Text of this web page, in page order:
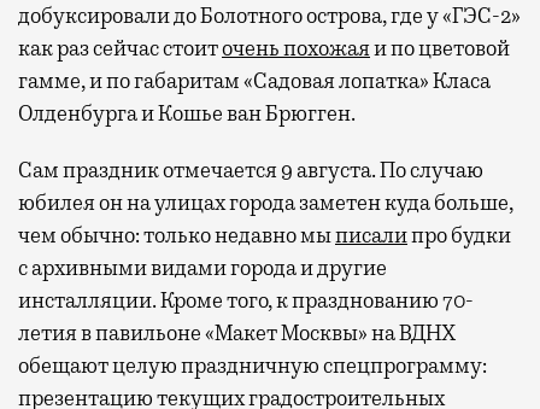
Современный путешественник часто берет
с собой не только чемодан, но и ноутбук.
А ожидание рейса все чаще превращается
спокойно закончить дела или спланировать
активности в путешествии, например
забронировать нужные билеты и рестораны.
Бизнес-зал становится местом, где можно
провести переговоры, поработать или просто
выпить кофе, наблюдая сквозь панорамные
добуксировали до Болотного острова, где у «ГЭС-2»
как раз сейчас стоиточень похожаяи по цветовой
гамме, и по габаритам «Садовая лопатка» Класа
Олденбурга и Кошье ван Брюгген.
Сам праздник отмечается 9 августа. По случаю
юбилея он на улицах города заметен куда больше,
чем обычно: только недавно мыписалипро будки
с архивными видами города и другие
инсталляции. Кроме того, к празднованию 70-
летия в павильоне «Макет Москвы» на ВДНХ
обещают целую праздничную спецпрограмму:
презентацию текущих градостроительных